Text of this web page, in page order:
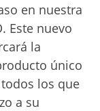
en nuestra
Este nuevo
la
único
los que
a su